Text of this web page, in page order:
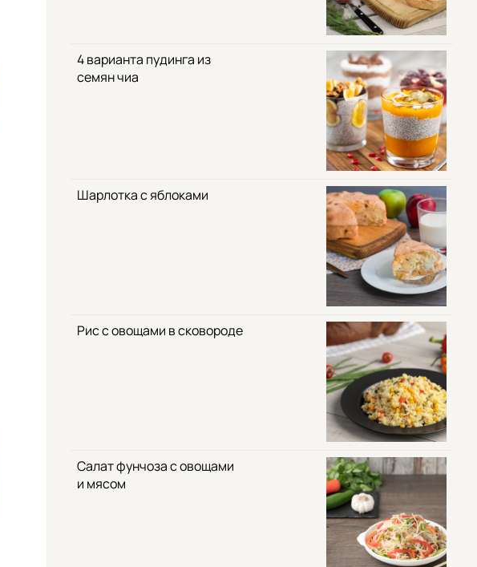
4 варианта пудинга из
семян чиа
Шарлотка с яблоками
Рис с овощами в сковороде
Салат фунчоза с овощами
и мясом